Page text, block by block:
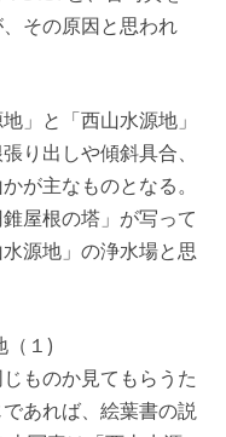
その原因と思われ
」と「西山水源地」
り出しや傾斜具合、
が主なものとなる。
屋根の塔」が写って
源地」の浄水場と思
（１)
ものか見てもらうた
あれば、絵葉書の説